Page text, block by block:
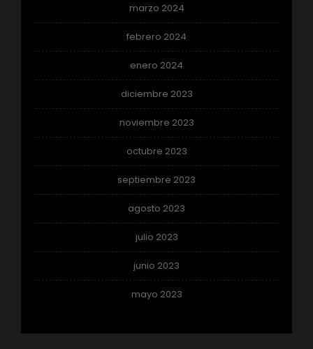
marzo 2024
febrero 2024
enero 2024
diciembre 2023
noviembre 2023
octubre 2023
septiembre 2023
agosto 2023
julio 2023
junio 2023
mayo 2023